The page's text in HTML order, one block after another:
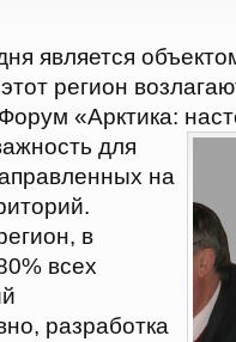
является
регион
«Арктика:
для
на
в
всех
разработка